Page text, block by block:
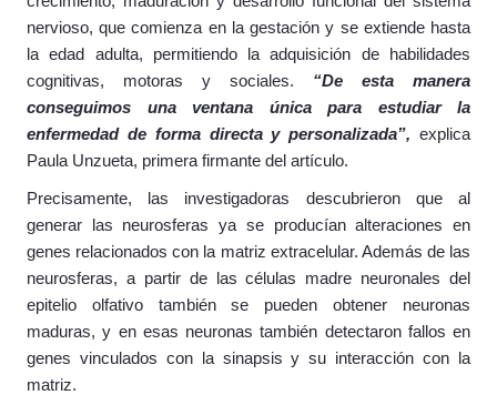
nervioso, que comienza en la gestación y se extiende hasta
la edad adulta, permitiendo la adquisición de habilidades
cognitivas, motoras y sociales. “De esta manera
conseguimos una ventana única para estudiar la
enfermedad de forma directa y personalizada”, explica
Paula Unzueta, primera firmante del artículo.
Precisamente, las investigadoras descubrieron que al
generar las neurosferas ya se producían alteraciones en
genes relacionados con la matriz extracelular. Además de las
neurosferas, a partir de las células madre neuronales del
epitelio olfativo también se pueden obtener neuronas
maduras, y en esas neuronas también detectaron fallos en
genes vinculados con la sinapsis y su interacción con la
matriz.